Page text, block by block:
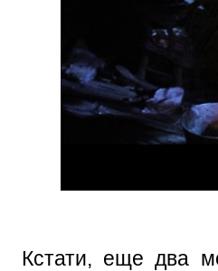
Кстати, еще два